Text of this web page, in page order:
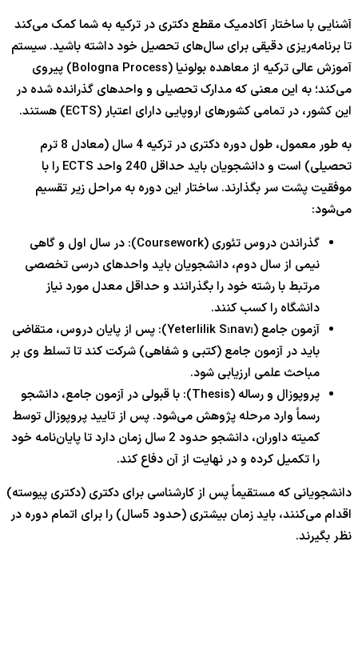
آشنایی با ساختار آکادمیک مقطع دکتری در ترکیه به شما کمک می‌کند
تا برنامه‌ریزی دقیقی برای سال‌های تحصیل خود داشته باشید. سیستم
آموزش عالی ترکیه از معاهده بولونیا (Bologna Process) پیروی
می‌کند؛ به این معنی که مدارک تحصیلی و واحدهای گذرانده شده در
این کشور، در تمامی کشورهای اروپایی دارای اعتبار (ECTS) هستند.
به طور معمول، طول دوره دکتری در ترکیه 4 سال (معادل 8 ترم
تحصیلی) است و دانشجویان باید حداقل 240 واحد ECTS را با
موفقیت پشت سر بگذارند. ساختار این دوره به مراحل زیر تقسیم
می‌شود:
گذراندن دروس تئوری (Coursework): در سال اول و گاهی
نیمی از سال دوم، دانشجویان باید واحدهای درسی تخصصی
مرتبط با رشته خود را بگذرانند و حداقل معدل مورد نیاز
دانشگاه را کسب کنند.
آزمون جامع (Yeterlilik Sınavı): پس از پایان دروس، متقاضی
باید در آزمون جامع (کتبی و شفاهی) شرکت کند تا تسلط وی بر
مباحث علمی ارزیابی شود.
پروپوزال و رساله (Thesis): با قبولی در آزمون جامع، دانشجو
رسماً وارد مرحله پژوهش می‌شود. پس از تایید پروپوزال توسط
کمیته داوران، دانشجو حدود 2 سال زمان دارد تا پایان‌نامه خود
را تکمیل کرده و در نهایت از آن دفاع کند.
دانشجویانی که مستقیماً پس از کارشناسی برای دکتری (دکتری پیوسته)
اقدام می‌کنند، باید زمان بیشتری (حدود 5سال) را برای اتمام دوره در
نظر بگیرند.